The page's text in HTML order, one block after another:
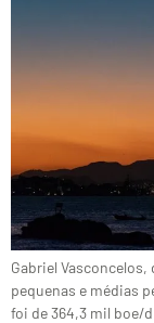
Gabriel
pequenas e médias
foi de 364,3 mil boe/